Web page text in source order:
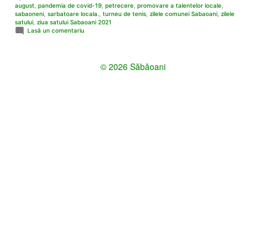
august pandemia de covid-19 petrecere promovare a talentelor locale
sabaoneni sarbatoare locala. turneu de tenis zilele comunei Sabaoani zilele
satului ziua satului Sabaoani 2021
Lasă un comentariula
© 2026 Săbăoani